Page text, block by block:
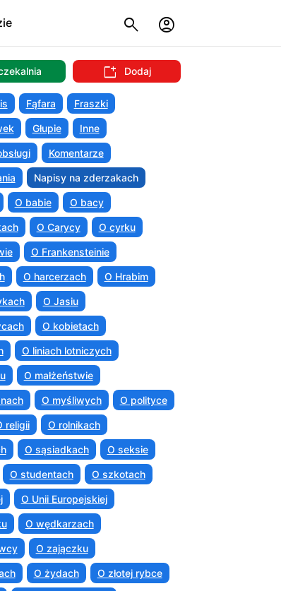
Dodaj
Fąfara Fraszki
Głupie Inne
Komentarze
Napisy na zderzakach
O babie O bacy
O Carycy O cyrku
O Frankensteinie
O harcerzach O Hrabim
O Jasiu
O kobietach
O liniach lotniczych
O małżeństwie
O myśliwych O polityce
religii O rolnikach
O sąsiadkach O seksie
O studentach O szkotach
O Unii Europejskiej
O wędkarzach
O zajączku
O żydach O złotej rybce